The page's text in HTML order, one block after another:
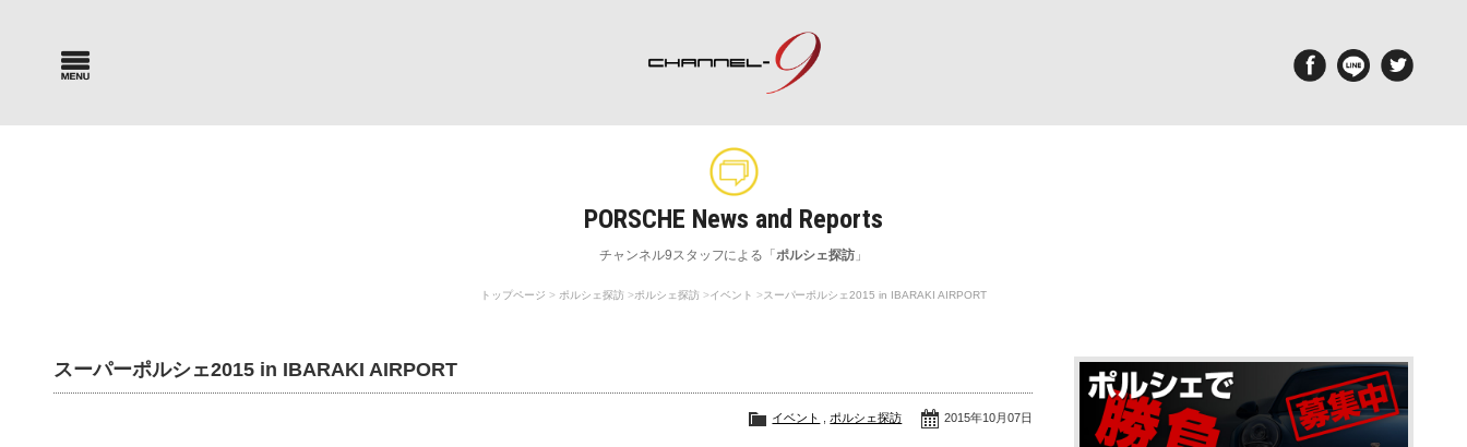
Special Shops
PORSCHE News and Reports
チャンネル9スタッフによる「ポルシェ探訪 」
トップページ ポルシェ探訪 ポルシェ探訪 イベント スーパーポルシェ2015 in IBARAKI AIRPORT
スーパーポルシェ2015 in IBARAKI AIRPORT
2015年10月07日
イベント ポルシェ探訪